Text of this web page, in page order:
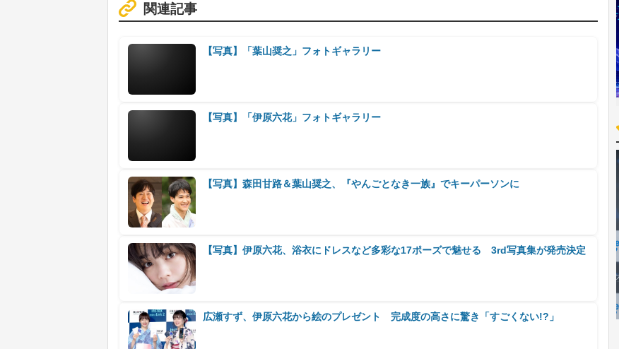
関連記事
【写真】「葉山奨之」フォトギャラリー
【写真】「伊原六花」フォトギャラリー
【写真】森田甘路＆葉山奨之、『やんごとなき一族』でキーパーソンに
【写真】伊原六花、浴衣にドレスなど多彩な17ポーズで魅せる 3rd写真集が発売決定
広瀬すず、伊原六花から絵のプレゼント 完成度の高さに驚き「すごくない!?」